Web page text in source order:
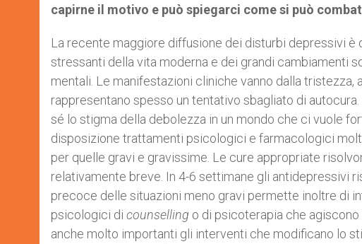
capirne il motivo e può spiegarci come si può
La recente maggiore diffusione dei disturbi depressivi è
stressanti della vita moderna e dei grandi cambiamenti
mentali. Le manifestazioni cliniche vanno dalla tristezza,
rappresentano spesso un tentativo sbagliato di
sé lo stigma della debolezza in un mondo che ci vuole
disposizione trattamenti psicologici e farmacologici
per quelle gravi e gravissime. Le cure appropriate
relativamente breve. In 4-6 settimane gli antidepressivi
precoce delle situazioni meno gravi permette inoltre di
psicologici di counselling o di psicoterapia che
anche molto importanti gli interventi che modificano lo